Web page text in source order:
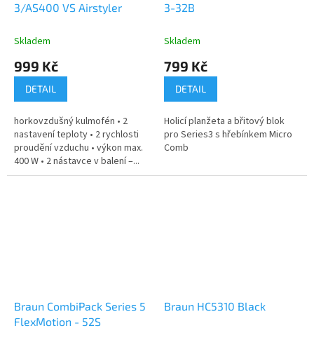
3/AS400 VS Airstyler
Skladem
999 Kč
DETAIL
horkovzdušný kulmofén • 2
nastavení teploty • 2 rychlosti
proudění vzduchu • výkon max.
400 W • 2 nástavce v balení –...
3-32B
Skladem
799 Kč
DETAIL
Holicí planžeta a břitový blok
pro Series3 s hřebínkem Micro
Comb
Braun CombiPack Series 5
FlexMotion - 52S
Braun HC5310 Black